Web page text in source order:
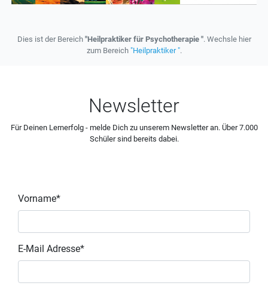
Dies ist der Bereich "Heilpraktiker für Psychotherapie ". Wechsle hier
zum Bereich "Heilpraktiker ".
Newsletter
Für Deinen Lernerfolg - melde Dich zu unserem Newsletter an. Über 7.000
Schüler sind bereits dabei.
Vorname*
E-Mail Adresse*